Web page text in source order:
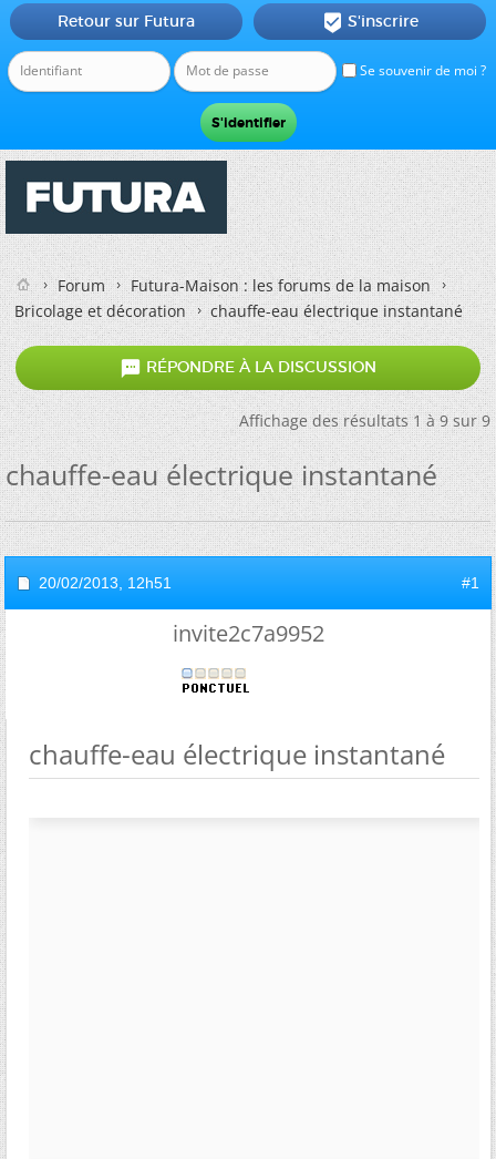
Se souvenir de moi ?
Retour sur Futura  S'inscrire
Forum
Futura-Maison : les forums de la maison
Bricolage et décoration
chauffe-eau électrique instantané
 RÉPONDRE À LA DISCUSSION
Affichage des résultats 1 à 9 sur 9
chauffe-eau électrique instantané
20/02/2013, 12h51 #1
invite2c7a9952
chauffe-eau électrique instantané